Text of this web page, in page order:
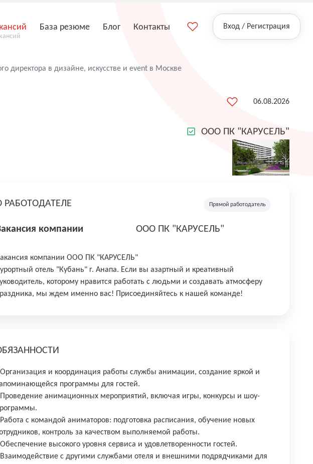
База резюме Блог Контакты Вход / Регистрация
директора в дизайне, искусстве и event в Москве
06.08.2026
ООО ПК "КАРУСЕЛЬ"
РАБОТОДАТЕЛЕ Прямой работодатель
компании ООО ПК "КАРУСЕЛЬ"
компании ООО ПК "КАРУСЕЛЬ"
отель "Кубань" г. Анапа. Если вы азартный и креативный
которому нравится работать с людьми и создавать атмосферу
мы ждем именно вас! Присоединяйтесь к нашей команде!
и координация работы службы анимации, создание яркой и
программы для гостей.
анимационных мероприятий, включая игры, конкурсы и шоу-
с командой аниматоров: подготовка расписания, обучение новых
контроль за качеством выполняемой работы.
высокого уровня сервиса и удовлетворенности гостей.
с другими службами отеля и внешними подрядчиками для